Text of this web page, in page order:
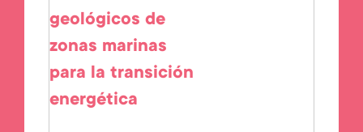
geológicos de
zonas marinas
para la transición
energética